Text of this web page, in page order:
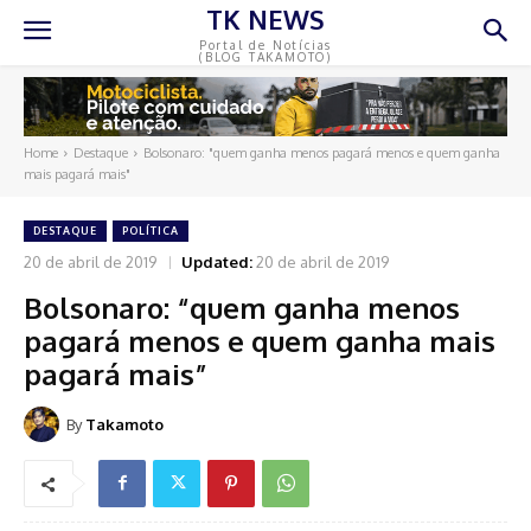
TK NEWS
Portal de Notícias
(BLOG TAKAMOTO)
Home Destaque
Bolsonaro: "quem ganha menos pagará menos e quem ganha
mais pagará mais"
DESTAQUE POLÍTICA
20 de abril de 2019 Updated:20 de abril de 2019
Bolsonaro: “quem ganha menos
pagará menos e quem ganha mais
pagará mais”
By Takamoto